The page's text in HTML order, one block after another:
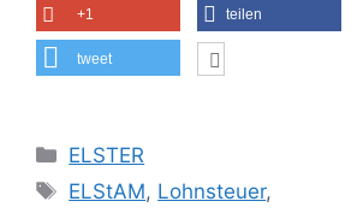
+1 teilen
tweet
Kategorien
ELSTER
Schlagwörter
ELStAM, Lohnsteuer,